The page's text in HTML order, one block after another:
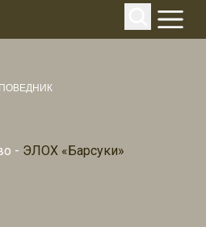
- ЭЛОХ «Барсуки»